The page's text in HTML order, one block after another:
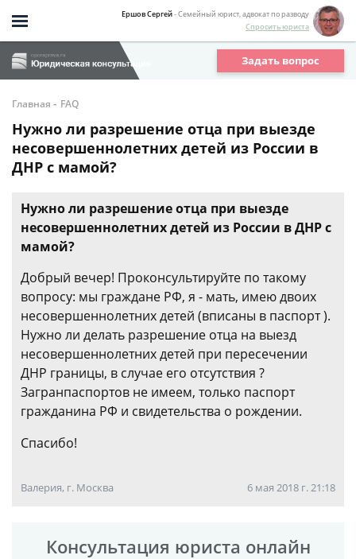
Ершов Сергей- Семейный юрист, адвокат по разводу
Спросить юриста
Задать вопрос
Главная - FAQ
Нужно ли разрешение отца при выезде
несовершеннолетних детей из России в
ДНР с мамой?
Нужно ли разрешение отца при выезде
несовершеннолетних детей из России в ДНР с
мамой?
Добрый вечер! Проконсультируйте по такому
вопросу: мы граждане РФ, я - мать, имею двоих
несовершеннолетних детей (вписаны в паспорт ).
Нужно ли делать разрешение отца на выезд
несовершеннолетних детей при пересечении
ДНР границы, в случае его отсутствия ?
Загранпаспортов не имеем, только паспорт
гражданина РФ и свидетельства о рождении.
Спасибо!
Валерия, г. Москва 6 мая 2018 г. 21:18
Консультация юриста онлайн